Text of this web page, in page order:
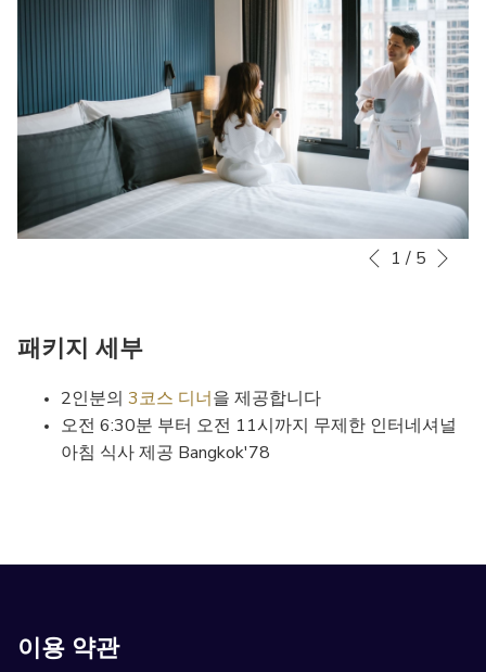
패키지 세부
2인분의 3코스 디너을 제공합니다
오전 6:30분 부터 오전 11시까지 무제한 인터네셔널
아침 식사 제공 Bangkok'78
Slideshow
Clicking
the
Previous
1 / 5
이용 약관